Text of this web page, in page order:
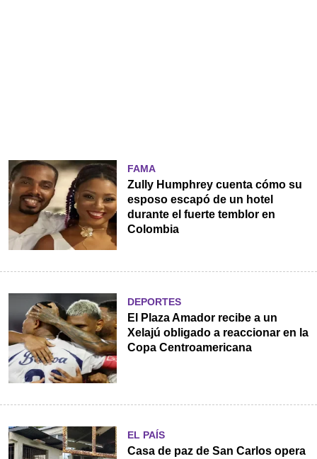
FAMA
Zully Humphrey cuenta cómo su
esposo escapó de un hotel
durante el fuerte temblor en
Colombia
DEPORTES
El Plaza Amador recibe a un
Xelajú obligado a reaccionar en la
Copa Centroamericana
EL PAÍS
Casa de paz de San Carlos opera